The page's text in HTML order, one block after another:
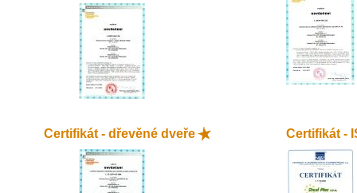
Certifikát - dřevěné dveře Certifikát -